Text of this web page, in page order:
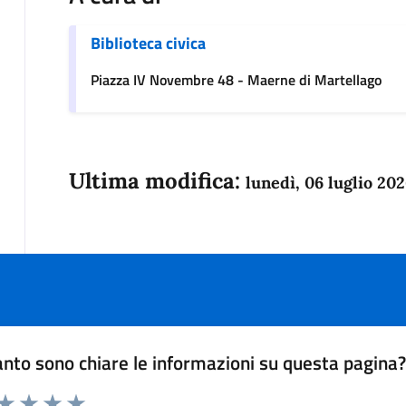
Biblioteca civica
Piazza IV Novembre 48 - Maerne di Martellago
Ultima modifica: lunedì, 06 luglio
sono chiare le informazioni su questa pagina?
1 a 5 stelle la pagina